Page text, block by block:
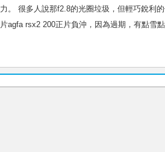
力。 很多人說那f2.8的光圈垃圾，但輕巧銳利
片agfa rsx2 200正片負沖，因為過期，有點雪